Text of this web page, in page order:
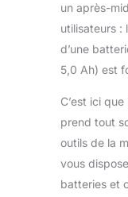
un après-
utilisateurs :
d’une
5,0 Ah) est
C’est ici
prend tout
outils de la
vous
batteries et